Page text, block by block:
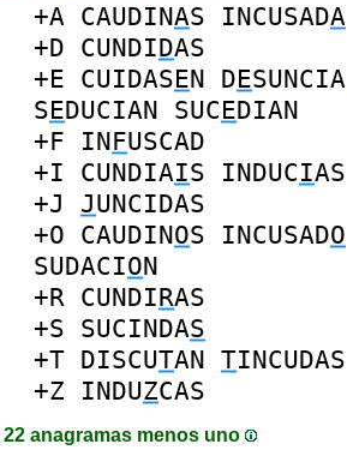
+A CAUDINAS INCUSADA
+D CUNDIDAS
+E CUIDASEN DESUNCIA
SEDUCIAN SUCEDIAN
+F INFUSCAD
+I CUNDIAIS INDUCIAS
+J JUNCIDAS
+O CAUDINOS INCUSADO
SUDACION
+R CUNDIRAS
+S SUCINDAS
+T DISCUTAN TINCUDAS
+Z INDUZCAS
22 anagramas menos uno